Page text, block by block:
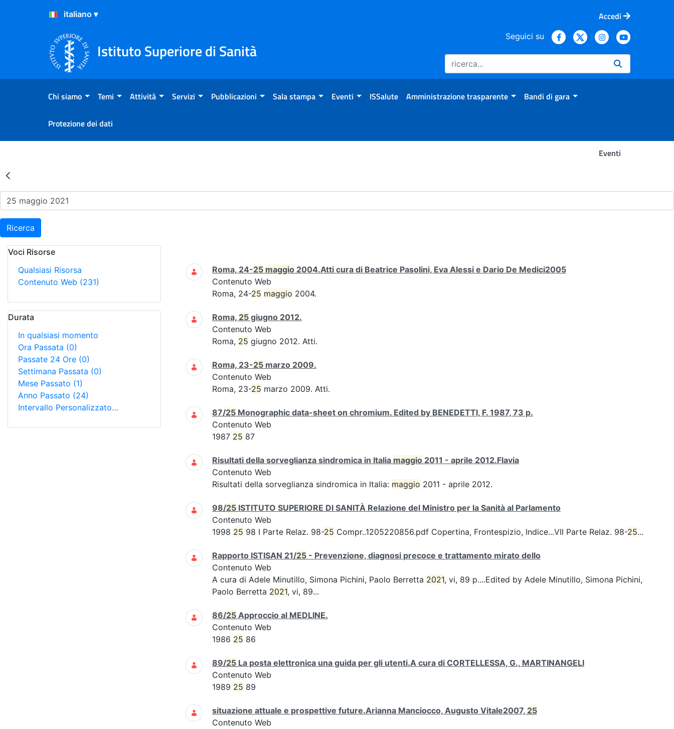
Salta al Contenuto
Salta al Footer
Accedi
Istituto Superiore di Sanità
Seguici su
Chi siamo Temi Attività Servizi Pubblicazioni Sala stampa Eventi ISSalute Amministrazione trasparente Bandi di gara
Protezione dei dati
Eventi
Risultati della Ricerca - Eventi
Ricerca
Voci Risorse
Qualsiasi Risorsa
Contenuto Web (231)
Durata
In qualsiasi momento
Ora Passata (0)
Passate 24 Ore (0)
Settimana Passata (0)
Mese Passato (1)
Anno Passato (24)
Intervallo Personalizzato…
Ricerca
Roma, 24-25 maggio 2004.Atti cura di Beatrice Pasolini, Eva Alessi e Dario De Medici2005
Contenuto Web
Roma, 24-25 maggio 2004.
Roma, 25 giugno 2012.
Contenuto Web
Roma, 25 giugno 2012. Atti.
Roma, 23-25 marzo 2009.
Contenuto Web
Roma, 23-25 marzo 2009. Atti.
87/25 Monographic data-sheet on chromium. Edited by BENEDETTI, F. 1987, 73 p.
Contenuto Web
1987 25 87
Risultati della sorveglianza sindromica in Italia maggio 2011 - aprile 2012.Flavia
Contenuto Web
Risultati della sorveglianza sindromica in Italia: maggio 2011 - aprile 2012.
98/25 ISTITUTO SUPERIORE DI SANITÀ Relazione del Ministro per la Sanità al Parlamento
Contenuto Web
1998 25 98 I Parte Relaz. 98-25 Compr..1205220856.pdf Copertina, Frontespizio, Indice...VII Parte Relaz. 98-25...
Rapporto ISTISAN 21/25 - Prevenzione, diagnosi precoce e trattamento mirato dello
Contenuto Web
A cura di Adele Minutillo, Simona Pichini, Paolo Berretta 2021, vi, 89 p....Edited by Adele Minutillo, Simona Pichini,
Paolo Berretta 2021, vi, 89...
86/25 Approccio al MEDLINE.
Contenuto Web
1986 25 86
89/25 La posta elettronica una guida per gli utenti.A cura di CORTELLESSA, G., MARTINANGELI
Contenuto Web
1989 25 89
situazione attuale e prospettive future.Arianna Manciocco, Augusto Vitale2007, 25
Contenuto Web